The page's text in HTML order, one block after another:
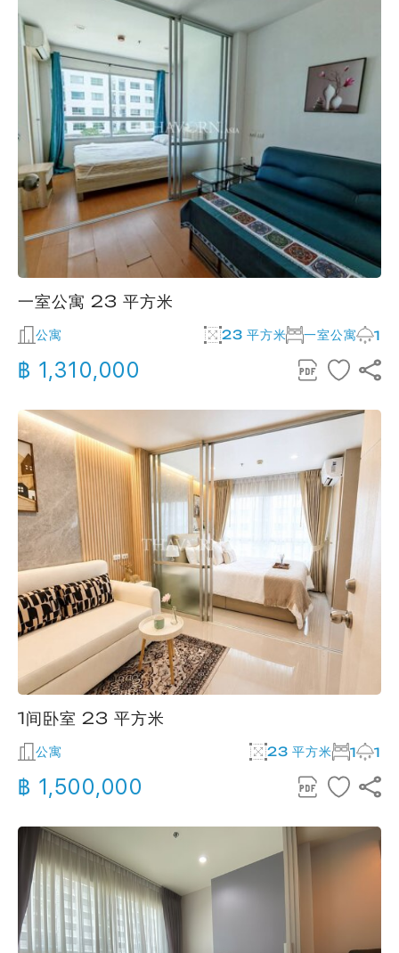
一室公寓 23 平方米
公寓 23 平方米 一室公寓 1
฿ 1,310,000
1间卧室 23 平方米
公寓 23 平方米 1 1
฿ 1,500,000